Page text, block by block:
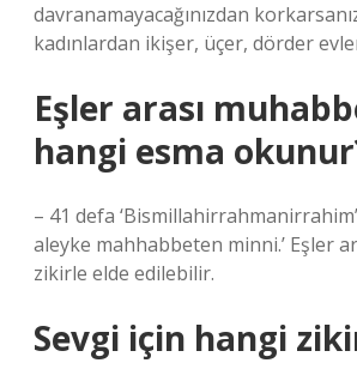
davranamayacağınızdan
kadınlardan ikişer, üçer, dörder
Eşler arası
hangi esma
– 41 defa
aleyke mahhabbeten minni.’ Eşler
zikirle elde edilebilir.
Sevgi için hangi